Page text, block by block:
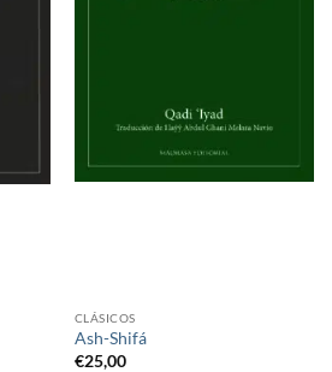
CLÁSICOS
Ash-Shifá
€25,00